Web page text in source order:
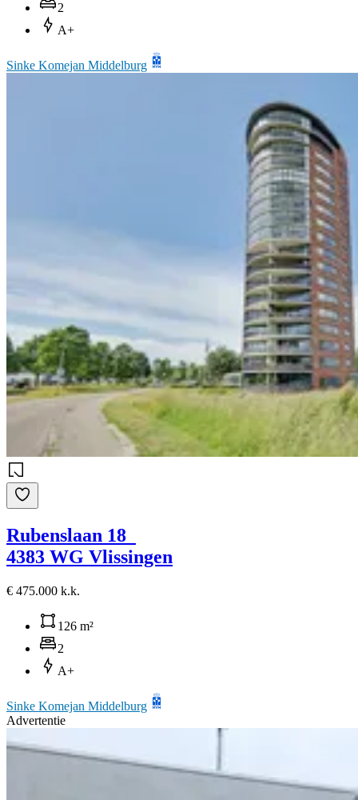
2
A+
Sinke Komejan Middelburg
Rubenslaan 18
4383 WG Vlissingen
€ 475.000 k.k.
126 m²
2
A+
Sinke Komejan Middelburg
Advertentie